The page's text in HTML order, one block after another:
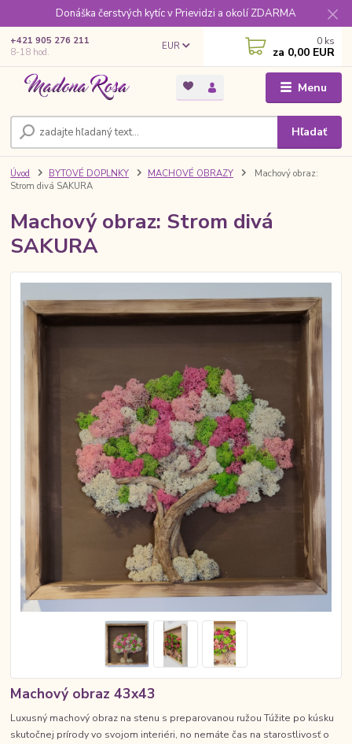
Donáška čerstvých kytíc v Prievidzi a okolí ZDARMA
Menu
EUR
Hľadať
+421 905 276 211
8-18 hod.
0 ks
za 0,00 EUR
Úvod BYTOVÉ DOPLNKY MACHOVÉ OBRAZY
Machový obraz:
Strom divá SAKURA
Machový obraz: Strom divá
SAKURA
Machový obraz 43x43
Luxusný machový obraz na stenu s preparovanou ružou Túžite po kúsku
skutočnej prírody vo svojom interiéri, no nemáte čas na starostlivosť o